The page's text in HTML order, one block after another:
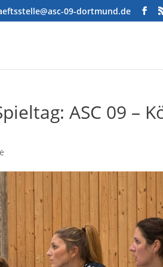
09-dortmund.de
ASC 09 –